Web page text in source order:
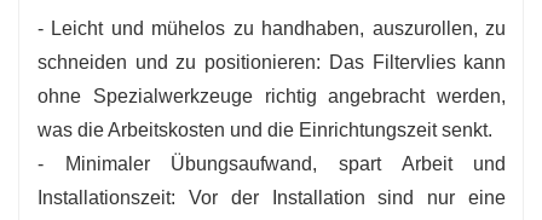
- Leicht und mühelos zu handhaben, auszurollen, zu
schneiden und zu positionieren: Das Filtervlies kann
ohne Spezialwerkzeuge richtig angebracht werden,
was die Arbeitskosten und die Einrichtungszeit senkt.
- Minimaler Übungsaufwand, spart Arbeit und
Installationszeit: Vor der Installation sind nur eine